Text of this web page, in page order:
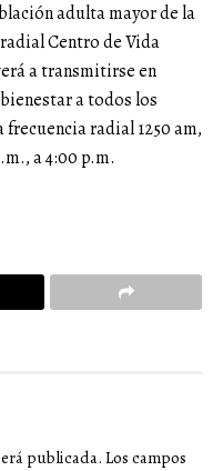
adulta mayor de la
Centro de Vida
a transmitirse en
a todos los
radial 1250 am,
a 4:00 p.m.
publicada. Los campos